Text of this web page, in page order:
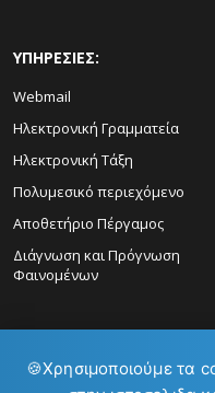
ΥΠΗΡΕΣΙΕΣ:
Webmail
Ηλεκτρονική Γραμματεία
Ηλεκτρονική Τάξη
Πολυμεσικό περιεχόμενο
Αποθετήριο Πέργαμος
Διάγνωση και Πρόγνωση
Φαινομένων
🍪Χρησιμοποιούμε τα